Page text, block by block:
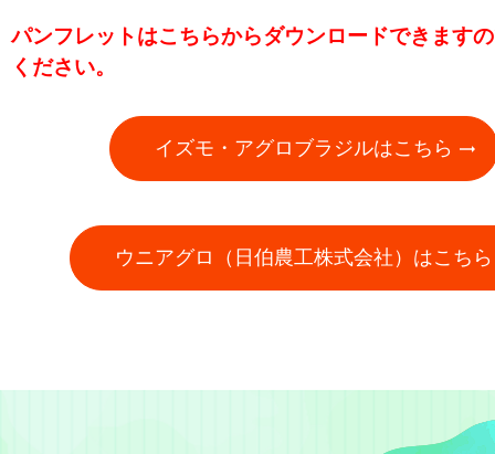
パンフレットはこちらからダウンロードできます
ください。
イズモ・アグロブラジルはこちら
ウニアグロ（日伯農工株式会社）はこちら